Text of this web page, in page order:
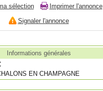
sélection
Imprimer l'annonce
Signaler l'annonce
Informations générales
EN CHAMPAGNE